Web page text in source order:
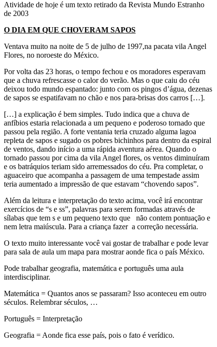
Atividade de hoje é um texto retirado da Revista Mundo Estranho
de 2003
O DIA EM QUE CHOVERAM SAPOS
Ventava muito na noite de 5 de julho de 1997,na pacata vila Angel
Flores, no noroeste do México.
Por volta das 23 horas, o tempo fechou e os moradores esperavam
que a chuva refrescasse o calor do verão. Mas o que caiu do céu
deixou todo mundo espantado: junto com os pingos d’água, dezenas
de sapos se espatifavam no chão e nos para-brisas dos carros […].
[…] a explicação é bem simples. Tudo indica que a chuva de
anfíbios estaria relacionada a um pequeno e poderoso tornado que
passou pela região. A forte ventania teria cruzado alguma lagoa
repleta de sapos e sugado os pobres bichinhos para dentro da espiral
de ventos, dando início a uma rápida aventura aérea. Quando o
tornado passou por cima da vila Angel flores, os ventos diminuíram
e os batráquios teriam sido arremessados do céu. Pra completar, o
aguaceiro que acompanha a passagem de uma tempestade assim
teria aumentado a impressão de que estavam “chovendo sapos”.
Além da leitura e interpretação do texto acima, você irá encontrar
exercícios de “s e ss”, palavras para serem formadas através de
sílabas que tem s e um pequeno texto que não contem pontuação e
nem letra maiúscula. Para a criança fazer a correção necessária.
O texto muito interessante você vai gostar de trabalhar e pode levar
para sala de aula um mapa para mostrar aonde fica o país México.
Pode trabalhar geografia, matemática e português uma aula
interdisciplinar.
Matemática = Quantos anos se passaram? Isso aconteceu em outro
séculos. Relembrar séculos, …
Português = Interpretação
Geografia = Aonde fica esse país, pois o fato é verídico.